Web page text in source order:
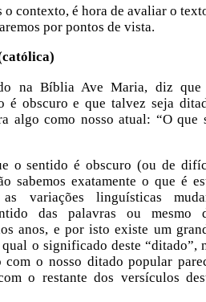
o contexto, é hora de avaliar o
por pontos de vista.
na Bíblia Ave Maria, diz
é obscuro e que talvez seja
algo como nosso atual: “O que
o sentido é obscuro (ou de
sabemos exatamente o que é
variações linguísticas
das palavras ou mesmo
anos, e por isto existe um
o significado deste “ditado”,
com o nosso ditado popular
o restante dos versículos